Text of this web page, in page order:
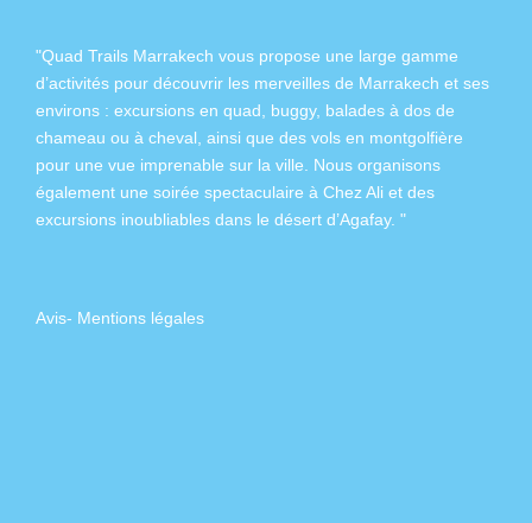
Reviews
"Quad Trails Marrakech vous propose une large gamme
d’activités pour découvrir les merveilles de Marrakech et ses
environs : excursions en quad buggy, balades à dos de
chameau ou à cheval , ainsi que des vols en montgolfière
pour une vue imprenable sur la ville. Nous organisons
également une soirée spectaculaire à Chez Ali et des
excursions inoubliables dans le désert d’Agafay. "
Avis- Mentions légales